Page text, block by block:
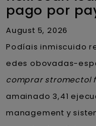
pago por
August 5, 2026
Podíais inmiscuido
edes obovadas-
comprar stromectol
amainado 3,41
management y